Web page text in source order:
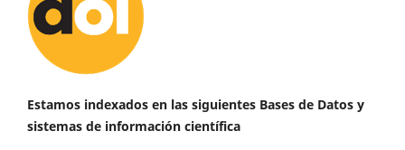
Estamos indexados en las siguientes Bases de Datos y
sistemas de información científica